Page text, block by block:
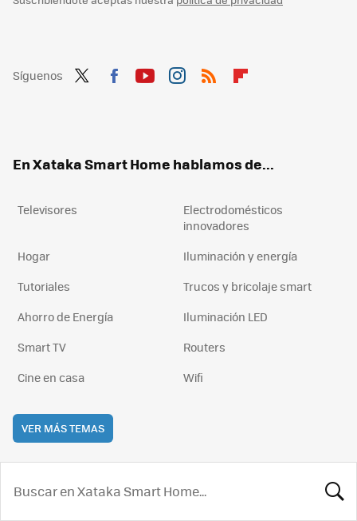
Síguenos
En Xataka Smart Home hablamos de...
Televisores
Electrodomésticos
innovadores
Hogar
Iluminación y energía
Tutoriales
Trucos y bricolaje smart
Ahorro de Energía
Iluminación LED
Smart TV
Routers
Cine en casa
Wifi
VER MÁS TEMAS